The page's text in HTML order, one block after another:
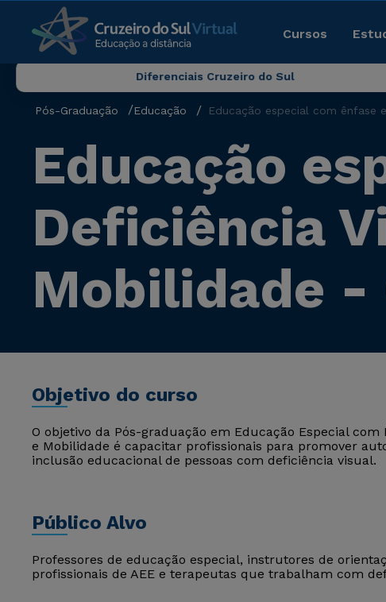
Cursos
Diferenciais Cruzeiro do Sul
Pós-Graduação Educação Educação especial com ênfase
Educação
Deficiência
Mobilidade -
Objetivo do curso
O objetivo da Pós-graduação em Educação Especial
e Mobilidade é capacitar profissionais para promover
inclusão educacional de pessoas com deficiência visual.
Público Alvo
Professores de educação especial, instrutores de
profissionais de AEE e terapeutas que trabalham com